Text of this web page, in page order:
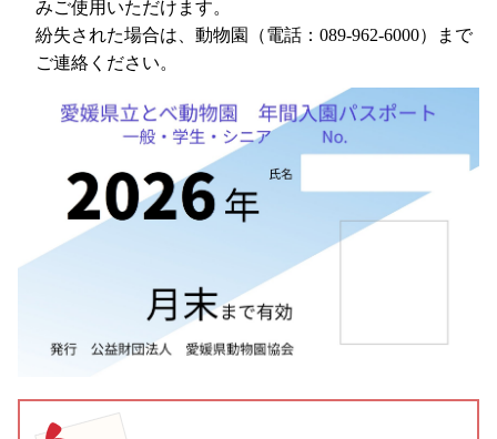
みご使用いただけます。
紛失された場合は、動物園（電話：089-962-6000）まで
ご連絡ください。